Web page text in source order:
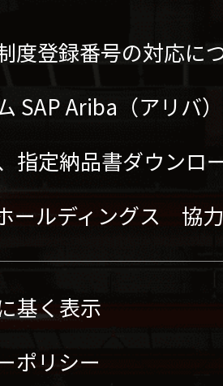
度登録番号の対応に
SAP Ariba（アリバ
指定納品書ダウンロ
ールディングス 協
基く表示
ポリシー